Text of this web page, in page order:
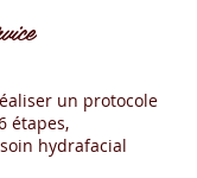
un protocole
étapes,
hydrafacial